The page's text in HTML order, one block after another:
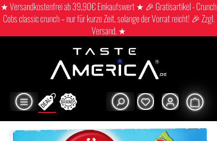
★ Versandkostenfrei ab 39,90€ Einkaufswert ★ 🎉 Gratisartikel - Crunch
Cobs classic crunch – nur für kurze Zeit, solange der Vorrat reicht! 🎉 Zzgl.
Versand. ★